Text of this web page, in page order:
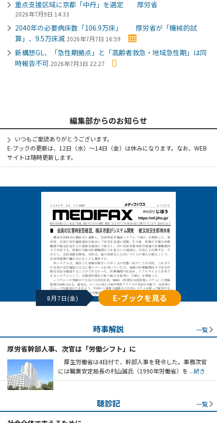
重点支援区域に京都「中丹」を選定 厚労省
2026年7月9日 14:33
2040年の必要病床数「106.9万床」 厚労省が「機械的試
算」、9.5万床減 2026年7月7日 16:59
新構想GL、「急性期拠点」と「高齢者救急・地域急性期」は同
時報告不可 2026年7月3日 22:27
編集部からのお知らせ
いつもご愛読ありがとうございます。
E-ブックの更新は、12日（水）～14日（金）は休みになります。なお、WEB
サイトは随時更新します。
8月7日(金) E-ブックを見る
時事解説 一覧
厚労省幹部人事、次官は「労働シフト」に
厚生労働省は4日付で、幹部人事を発令した。事務次官
には職業安定局長の村山誠氏（1990年労働省）を ...続き
聴診記 一覧